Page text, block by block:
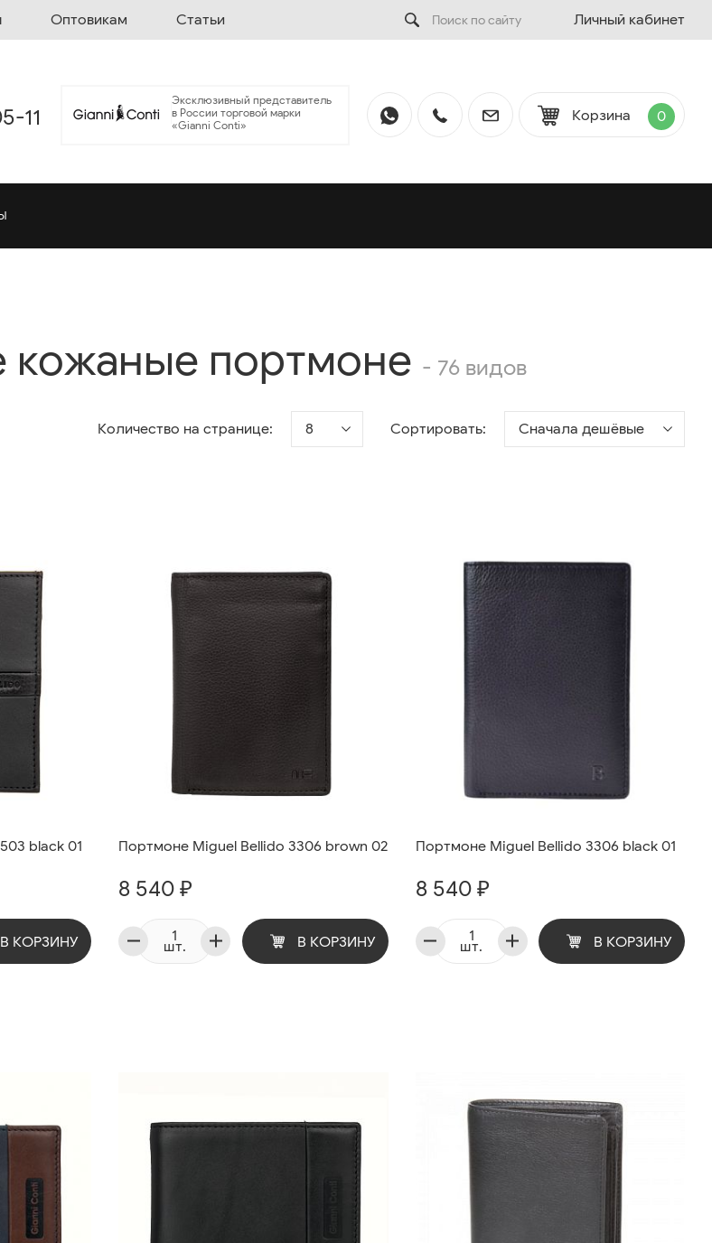
Оптовикам Статьи Личный кабинет
11
Эксклюзивный представитель
в России торговой марки
«Gianni Conti»
Корзина 0
кожаные портмоне - 76 видов
Количество на странице: 8 Сортировать: Сначала дешёвые
black 01
В КОРЗИНУ
Портмоне Miguel Bellido 3306 brown 02
8 540 ₽
шт. В КОРЗИНУ
Портмоне Miguel Bellido 3306 black 01
8 540 ₽
шт. В КОРЗИНУ